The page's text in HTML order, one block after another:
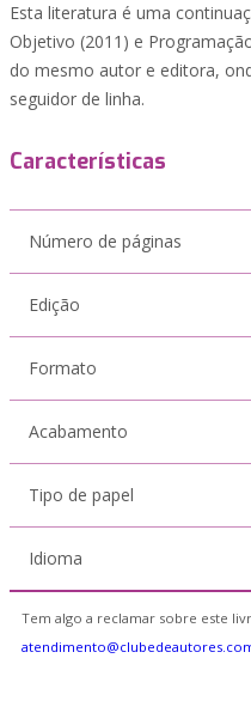
Esta literatura é uma
Objetivo (2011) e
do mesmo autor e editora,
seguidor de linha.
Características
Número de páginas
Edição
Formato
Acabamento
Tipo de papel
Idioma
Tem algo a reclamar sobre este